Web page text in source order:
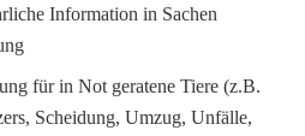
Information in Sachen
für in Not geratene Tiere (z.B.
Scheidung, Umzug, Unfälle,